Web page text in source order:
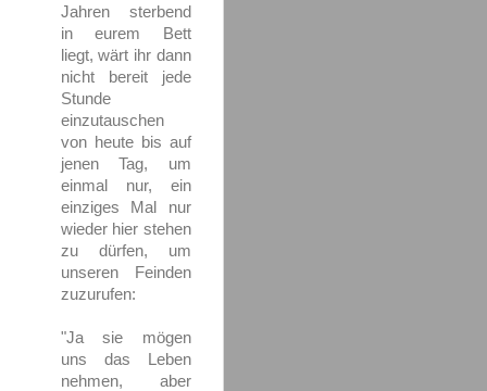
Jahren sterbend
in eurem Bett
liegt, wärt ihr dann
nicht bereit jede
Stunde
einzutauschen
von heute bis auf
jenen Tag, um
einmal nur, ein
einziges Mal nur
wieder hier stehen
zu dürfen, um
unseren Feinden
zuzurufen:
"Ja sie mögen
uns das Leben
nehmen, aber